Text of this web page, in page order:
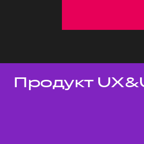
Темы докладов
Продукт